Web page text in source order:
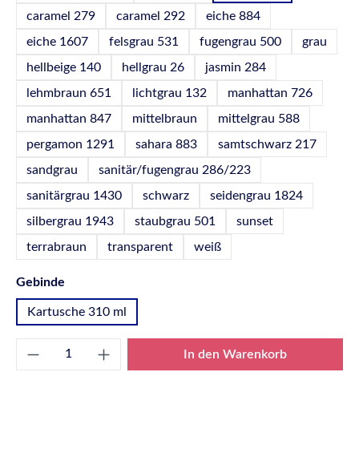
caramel 279 caramel 292
eiche 884
eiche 1607
felsgrau 531 fugengrau 500
grau
hellbeige 140
hellgrau 26
jasmin 284
lehmbraun 651
lichtgrau 132
manhattan 726
manhattan 847
mittelbraun
mittelgrau 588
pergamon 1291
sahara 883
samtschwarz 217
sandgrau
sanitär/fugengrau 286/223
sanitärgrau 1430
schwarz
seidengrau 1824
silbergrau 1943
staubgrau 501
sunset
terrabraun
transparent weiß
Gebinde
Kartusche 310 ml
Produkt Anzahl: Gib den gewünschten
In den Warenkorb